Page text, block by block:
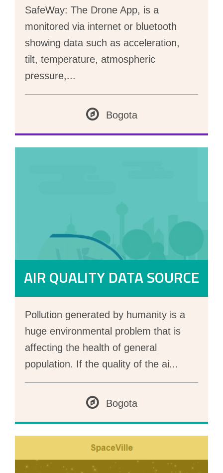
SafeWay: The Drone App, is a
monitored via internet or bluetooth
showing data such as acceleration,
tilt, temperature, atmospheric
pressure,...
Bogota
AIR QUALITY DATA SOURCE
Pollution generated by humanity is a
huge environmental problem that is
affecting the health of general
population. If the quality of the ai...
Bogota